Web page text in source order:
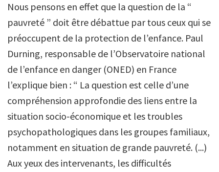
Nous pensons en effet que la question de la “
pauvreté ” doit être débattue par tous ceux qui se
préoccupent de la protection de l’enfance. Paul
Durning, responsable de l’Observatoire national
de l’enfance en danger (ONED) en France
l’explique bien : “ La question est celle d’une
compréhension approfondie des liens entre la
situation socio-économique et les troubles
psychopathologiques dans les groupes familiaux,
notamment en situation de grande pauvreté. (...)
Aux yeux des intervenants, les difficultés